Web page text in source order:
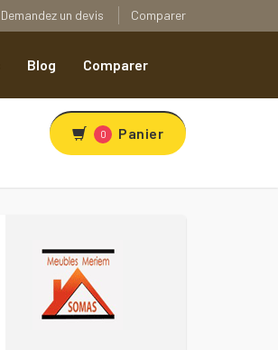
Demandez un devis Comparer
Blog Comparer
0 Panier